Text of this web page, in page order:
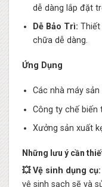
dễ dàng lắp đặt
Dễ Bảo Trì:
chữa dễ dàng.
Ứng Dụng
Các nhà máy sản
Công ty chế biến
Xưởng sản xuất
Những lưu ý cần
💥 Vệ sinh dụng cụ:
vệ sinh sạch sẽ và